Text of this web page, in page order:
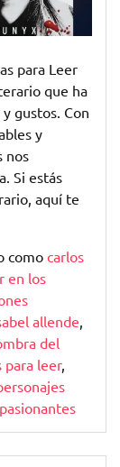
para Leer
que ha
gustos. Con
y
nos
Si estás
aquí te
comocarlos
en los
allende
del
para leer,